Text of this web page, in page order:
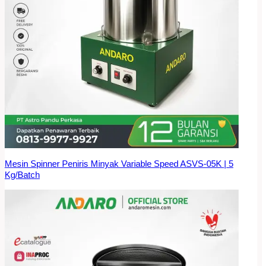
Mesin Spinner Peniris Minyak Variable Speed ASVS-05K | 5
Kg/Batch